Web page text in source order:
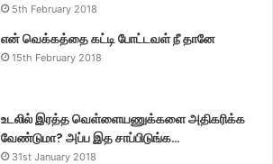
5th February 2018
என் வெக்கத்தை கட்டி போட்டவள் நீ தானே
15th February 2018
உடலில் இரத்த வெள்ளையணுக்களை அதிகரிக்க
வேண்டுமா? அப்ப இத சாப்பிடுங்க…
31st January 2018